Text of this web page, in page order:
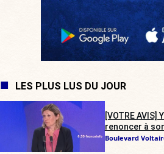
LES PLUS LUS DU JOUR
[VOTRE
renoncer à
Boulevard